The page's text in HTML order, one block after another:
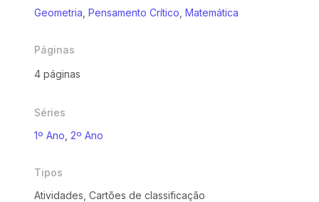
Geometria Pensamento Crítico Matemática
Páginas
4 páginas
Séries
1º Ano 2º Ano
Tipos
Atividades, Cartões de classificação